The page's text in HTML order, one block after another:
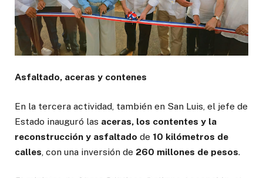
Asfaltado, aceras y contenes
En la tercera actividad, también en San Luis, el jefe de
Estado inauguró las aceras, los contentes y la
reconstrucción y asfaltado de 10 kilómetros de
calles, con una inversión de 260 millones de pesos.